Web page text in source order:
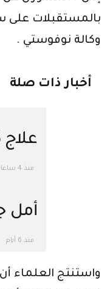
بالمستقبلات على
وكالة نوفوستي .
أخبار ذات صلة
علاج
منذ 4 ساعات
أمل
عن
منذ 6 أيام
واستنتج العلماء